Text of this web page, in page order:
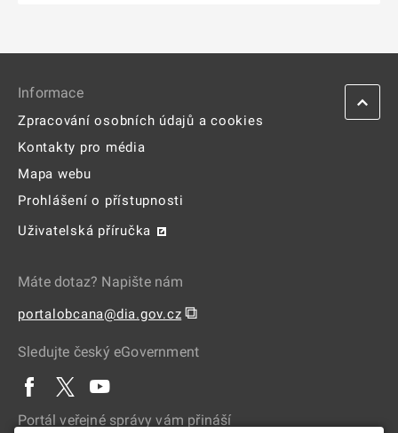
Informace
Zpracování osobních údajů a cookies
Kontakty pro média
Mapa webu
Prohlášení o přístupnosti
Uživatelská příručka
Máte dotaz? Napište nám
portalobcana@dia.gov.cz ⧉
Sledujte český eGovernment
Portál veřejné správy vám přináší